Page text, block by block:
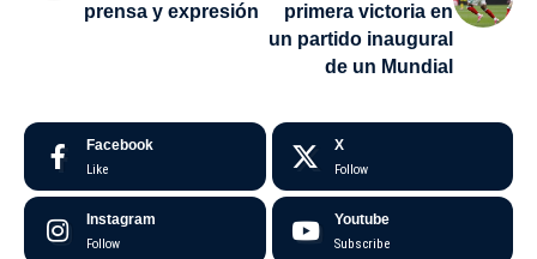
prensa y expresión
primera victoria en
un partido inaugural
de un Mundial
Facebook
Like
X
Follow
Instagram
Follow
Youtube
Subscribe